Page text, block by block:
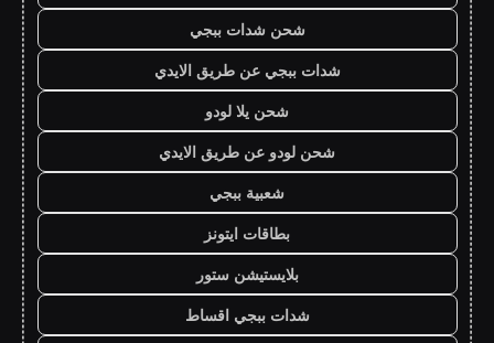
شحن شدات ببجي
شدات ببجي عن طريق الايدي
شحن يلا لودو
شحن لودو عن طريق الايدي
شعبية ببجي
بطاقات ايتونز
بلايستيشن ستور
شدات ببجي اقساط